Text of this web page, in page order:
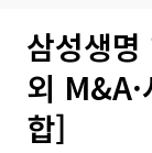
삼성생
외
합]